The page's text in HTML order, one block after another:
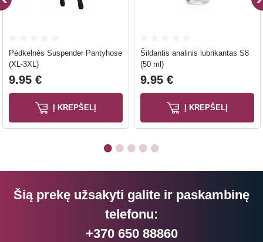
Pėdkelnės Suspender Pantyhose
(XL-3XL)
9.95 €
Į KREPŠELĮ
Šildantis analinis lubrikantas S8
(50 ml)
9.95 €
Į KREPŠELĮ
Šią prekę užsakyti galite ir paskambinę
telefonu:
+370 650 88860